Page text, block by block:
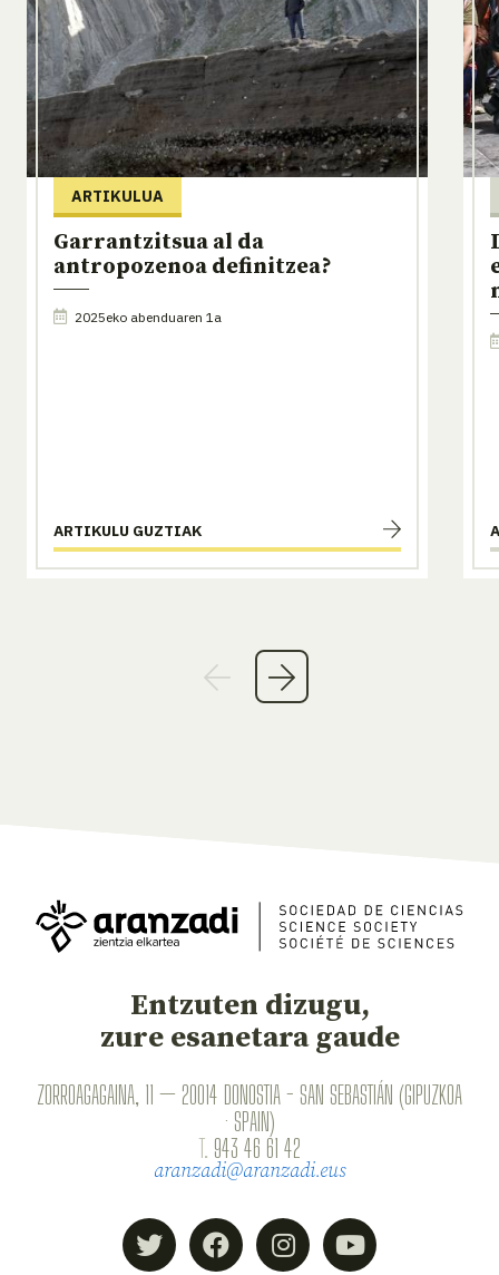
ARTIKULUA
Garrantzitsua al da
antropozenoa definitzea?
2025eko abenduaren 1a
ARTIKULU GUZTIAK
Entzuten dizugu,
zure esanetara gaude
ZORROAGAGAINA, 11 — 20014 DONOSTIA - SAN SEBASTIÁN (GIPUZKOA
· SPAIN)
T. 943 46 61 42
aranzadi@aranzadi.eus